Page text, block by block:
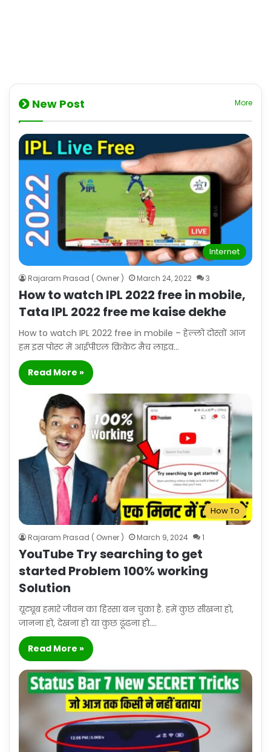
New Post More
Internet
Rajaram Prasad ( Owner ) March 24, 2022 3
How to watch IPL 2022 free in mobile,
Tata IPL 2022 free me kaise dekhe
How to watch IPL 2022 free in mobile – हेल्लो दोस्तों आज
हम इस पोस्ट में आईपीएल क्रिकेट मैच लाइव…
Read More »
How To
Rajaram Prasad ( Owner ) March 9, 2024 1
YouTube Try searching to get
started Problem 100% working
Solution
यूट्यूब हमारे जीवन का हिस्सा बन चुका है. हमें कुछ सीखना हो,
जानना हो, देखना हो या कुछ ढूंढना हो.…
Read More »